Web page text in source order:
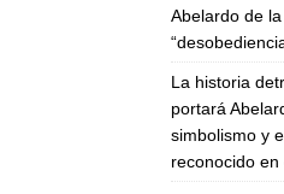
Abelardo de
La historia
portará
simbolismo y
reconocido